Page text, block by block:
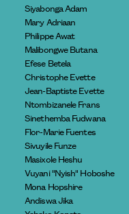
Siyabonga Adam
Mary Adriaan
Philippe Awat
Malibongwe Butana
Efese Betela
Christophe Evette
Jean-Baptiste Evette
Ntombizanele Frans
Sinethemba Fudwana
Flor-Marie Fuentes
Sivuyile Funze
Masixole Heshu
Vuyani "Nyish" Hoboshe
Mona Hopshire
Andiswa Jika